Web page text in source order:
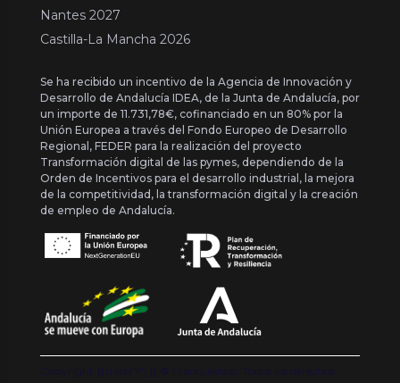
Nantes 2027
Castilla-La Mancha 2026
Se ha recibido un incentivo de la Agencia de Innovación y
Desarrollo de Andalucía IDEA, de la Junta de Andalucía, por
un importe de 11.731,78€, cofinanciado en un 80% por la
Unión Europea a través del Fondo Europeo de Desarrollo
Regional, FEDER para la realización del proyecto
Transformación digital de las pymes, dependiendo de la
Orden de Incentivos para el desarrollo industrial, la mejora
de la competitividad, la transformación digital y la creación
de empleo de Andalucía.
Copyright {{ date('Y') }} ® Franquishop. Todos los derechos